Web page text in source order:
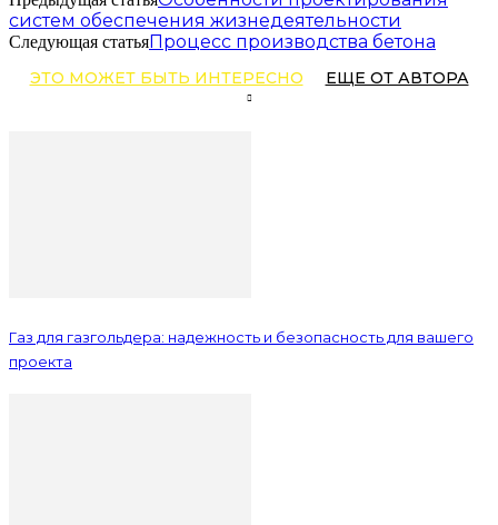
систем обеспечения жизнедеятельности
Следующая статьяПроцесс производства бетона
ЭТО МОЖЕТ БЫТЬ ИНТЕРЕСНО ЕЩЕ ОТ АВТОРА
Газ для газгольдера: надежность и безопасность для вашего
проекта